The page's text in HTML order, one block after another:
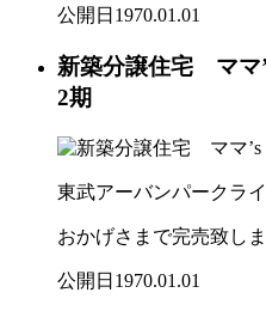
公開日 1970.01.01
新築分譲住宅 ママ
2期
東武アーバンパークラ
おかげさまで完売致しま
公開日 1970.01.01